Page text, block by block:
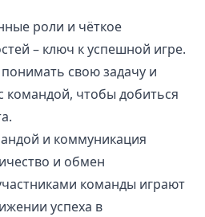
роли и чёткое
– ключ к успешной игре.
свою задачу и
командой, чтобы добиться
и коммуникация
и обмен
команды играют
успеха в